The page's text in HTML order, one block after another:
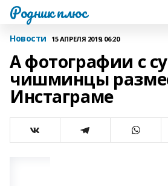
Родник плюс
Новости 15 АПРЕЛЯ 2019, 06:20
А фотографии с
чишминцы
Инстаграме